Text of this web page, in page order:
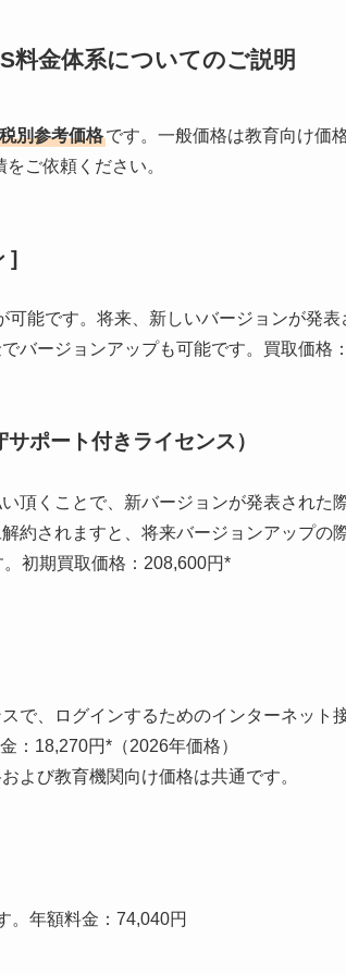
料金体系についてのご説明
別参考価格です。一般価格は教育向け価
ご依頼ください。
]
能です。将来、新しいバージョンが発
バージョンアップも可能です。買取価格
サポート付きライセンス）
頂くことで、新バージョンが発表された
約されますと、将来バージョンアップの
初期買取価格：208,600円*
で、ログインするためのインターネット
：18,270円*（2026年価格）
よび教育機関向け価格は共通です。
。年額料金：74,040円